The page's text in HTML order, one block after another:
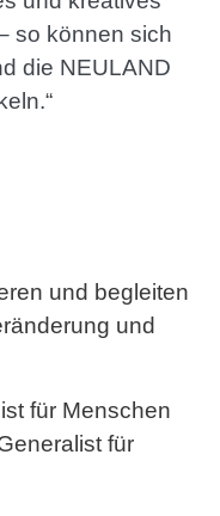
so können sich
die NEULAND
und begleiten
und
für Menschen
für